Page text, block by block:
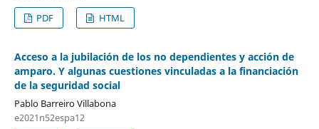
PDF
HTML
Acceso a la jubilación de los no dependientes y acción de
amparo. Y algunas cuestiones vinculadas a la financiación
de la seguridad social
Pablo Barreiro Villabona
e2021n52espa12